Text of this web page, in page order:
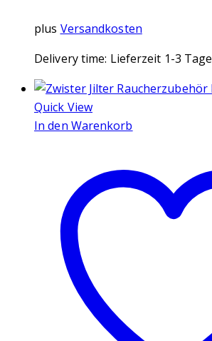
plus Versandkosten
Delivery time: Lieferzeit 1-3 Tage
Quick View
In den Warenkorb